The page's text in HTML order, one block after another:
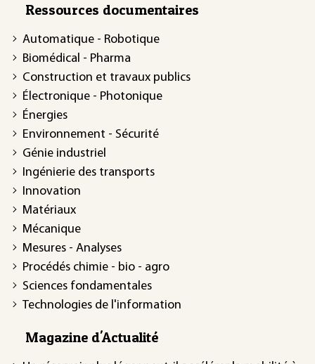
Ressources documentaires
Automatique - Robotique
Biomédical - Pharma
Construction et travaux publics
Électronique - Photonique
Énergies
Environnement - Sécurité
Génie industriel
Ingénierie des transports
Innovation
Matériaux
Mécanique
Mesures - Analyses
Procédés chimie - bio - agro
Sciences fondamentales
Technologies de l'information
Magazine d'Actualité